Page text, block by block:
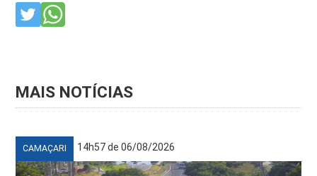
MAIS NOTÍCIAS
CAMAÇARI 14h57 de 06/08/2026